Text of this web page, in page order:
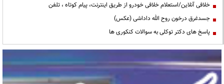
خلافی آنلاین/استعلام خلافی خودرو از طریق اینترنت، پیام کوتاه ، تلفن
جسدغرق درخون روح الله داداشی (عکس)
پاسخ های دکتر توکلی به سوالات کنکوری ها